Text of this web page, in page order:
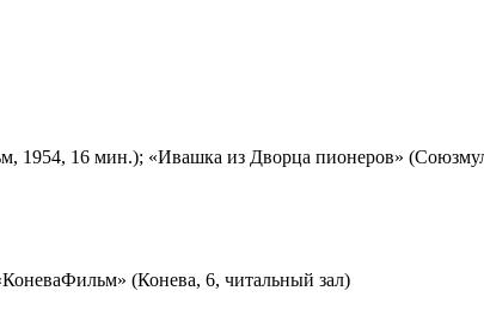
1954, 16 мин.); «Ивашка из Дворца пионеров»
(Конева, 6, читальный зал)